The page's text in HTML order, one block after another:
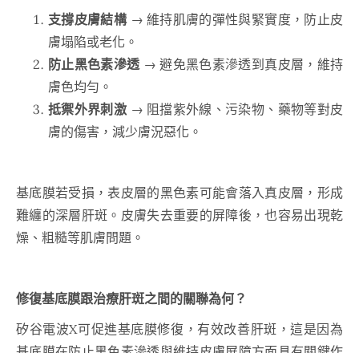
支撐皮膚結構→ 維持肌膚的彈性與緊實度，防止皮
膚塌陷或老化。
防止黑色素滲透 → 避免黑色素滲透到真皮層，維持
膚色均勻。
抵禦外界刺激 → 阻擋紫外線、污染物、藥物等對皮
膚的傷害，減少膚況惡化。
基底膜若受損，表皮層的黑色素可能會落入真皮層，形成
難纏的深層肝斑。皮膚失去重要的屏障後，也容易出現乾
燥、粗糙等肌膚問題。
修復基底膜跟治療肝斑之間的關聯為何？
矽谷電波X可促進基底膜修復，有效改善肝斑，這是因為